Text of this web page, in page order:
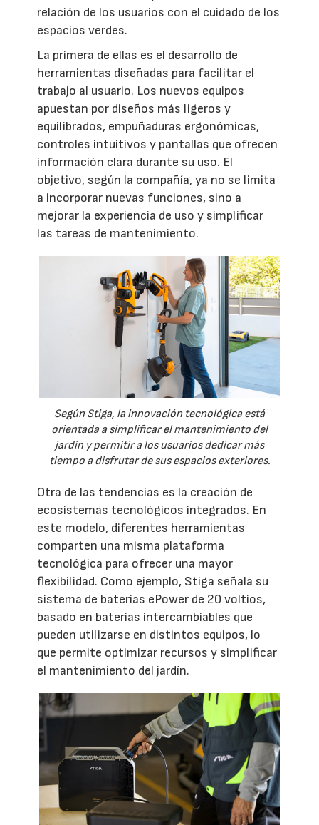
relación de los usuarios con el cuidado de los
espacios verdes.
La primera de ellas es el desarrollo de
herramientas diseñadas para facilitar el
trabajo al usuario. Los nuevos equipos
apuestan por diseños más ligeros y
equilibrados, empuñaduras ergonómicas,
controles intuitivos y pantallas que ofrecen
información clara durante su uso. El
objetivo, según la compañía, ya no se limita
a incorporar nuevas funciones, sino a
mejorar la experiencia de uso y simplificar
las tareas de mantenimiento.
Según Stiga, la innovación tecnológica está
orientada a simplificar el mantenimiento del
jardín y permitir a los usuarios dedicar más
tiempo a disfrutar de sus espacios exteriores.
Otra de las tendencias es la creación de
ecosistemas tecnológicos integrados. En
este modelo, diferentes herramientas
comparten una misma plataforma
tecnológica para ofrecer una mayor
flexibilidad. Como ejemplo, Stiga señala su
sistema de baterías ePower de 20 voltios,
basado en baterías intercambiables que
pueden utilizarse en distintos equipos, lo
que permite optimizar recursos y simplificar
el mantenimiento del jardín.